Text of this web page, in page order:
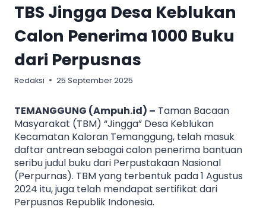
TBS Jingga Desa Keblukan
Calon Penerima 1000 Buku
dari Perpusnas
Redaksi 25 September 2025
TEMANGGUNG (Ampuh.id) – Taman Bacaan
Masyarakat (TBM) “Jingga” Desa Keblukan
Kecamatan Kaloran Temanggung, telah masuk
daftar antrean sebagai calon penerima bantuan
seribu judul buku dari Perpustakaan Nasional
(Perpurnas). TBM yang terbentuk pada 1 Agustus
2024 itu, juga telah mendapat sertifikat dari
Perpusnas Republik Indonesia.